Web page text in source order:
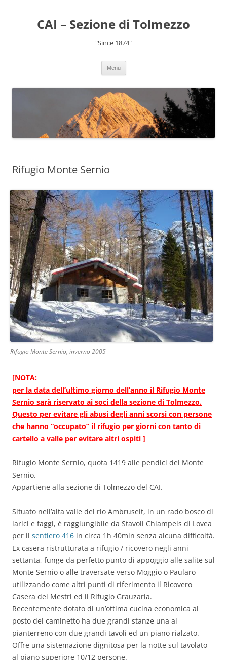
CAI – Sezione di Tolmezzo
"Since 1874"
Menu
Rifugio Monte Sernio
Rifugio Monte Sernio, inverno 2005
[NOTA:
per la data dell’ultimo giorno dell’anno il Rifugio Monte
Sernio sarà riservato ai soci della sezione di Tolmezzo.
Questo per evitare gli abusi degli anni scorsi con persone
che hanno “occupato” il rifugio per giorni con tanto di
cartello a valle per evitare altri ospiti ]
Rifugio Monte Sernio, quota 1419 alle pendici del Monte
Sernio.
Appartiene alla sezione di Tolmezzo del CAI.
Situato nell’alta valle del rio Ambruseit, in un rado bosco di
larici e faggi, è raggiungibile da Stavoli Chiampeis di Lovea
per il sentiero 416 in circa 1h 40min senza alcuna difficoltà.
Ex casera ristrutturata a rifugio / ricovero negli anni
settanta, funge da perfetto punto di appoggio alle salite sul
Monte Sernio o alle traversate verso Moggio o Paularo
utilizzando come altri punti di riferimento il Ricovero
Casera del Mestri ed il Rifugio Grauzaria.
Recentemente dotato di un’ottima cucina economica al
posto del caminetto ha due grandi stanze una al
pianterreno con due grandi tavoli ed un piano rialzato.
Offre una sistemazione dignitosa per la notte sul tavolato
al piano superiore 10/12 persone.